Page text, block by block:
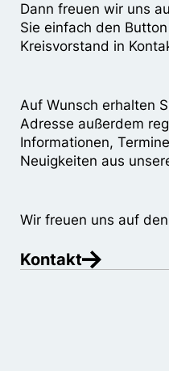
Dann freuen wir uns
Sie einfach den
Kreisvorstand in
Auf Wunsch erhalten
Adresse außerdem
Informationen,
Neuigkeiten aus
Wir freuen uns auf
Kontakt